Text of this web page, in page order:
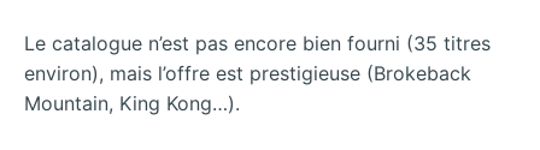
Le catalogue n’est pas encore bien fourni (35 titres
environ), mais l’offre est prestigieuse (Brokeback
Mountain, King Kong…).